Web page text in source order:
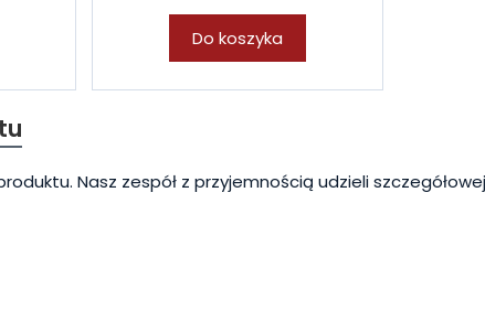
Do koszyka
Nasz zespół z przyjemnością udzieli